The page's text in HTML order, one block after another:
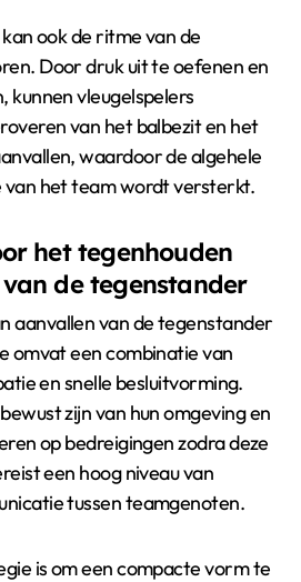
ook de ritme van de
Door druk uit te oefenen en
vleugelspelers
van het balbezit en het
waardoor de algehele
het team wordt versterkt.
het tegenhouden
de tegenstander
aanvallen van de tegenstander
omvat een combinatie van
en snelle besluitvorming.
zijn van hun omgeving en
op bedreigingen zodra deze
een hoog niveau van
tussen teamgenoten.
is om een compacte vorm te